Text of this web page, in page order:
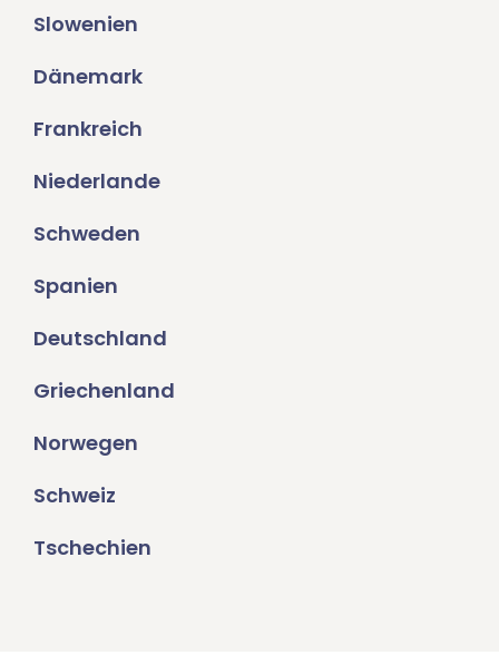
Slowenien
Dänemark
Frankreich
Niederlande
Schweden
Spanien
Deutschland
Griechenland
Norwegen
Schweiz
Tschechien